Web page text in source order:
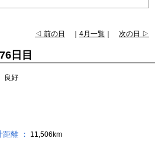
◁ 前の日 4月一覧 次の日 ▷
日目
良好
距離 ： 11,506km